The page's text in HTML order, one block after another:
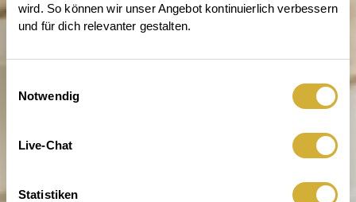
wird. So können wir unser Angebot kontinuierlich verbessern
und für dich relevanter gestalten.
Notwendig
Live-Chat
Statistiken
Entdecke die Welt von räder